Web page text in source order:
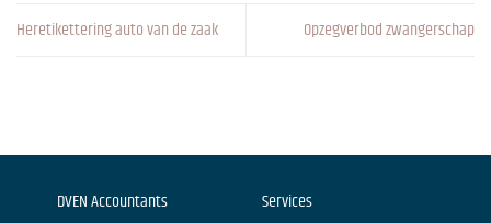
Heretikettering auto van de zaak Opzegverbod zwangerschap
DVEN Accountants
Services